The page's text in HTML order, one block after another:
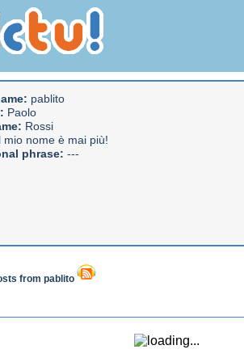
pablito
Paolo
Rossi
mio nome è mai più!
phrase: ---
from pablito